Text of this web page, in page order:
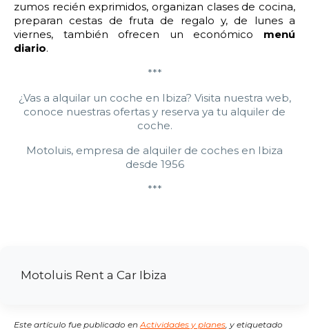
zumos recién exprimidos, organizan clases de cocina,
preparan cestas de fruta de regalo y, de lunes a
viernes, también ofrecen un económico menú
diario.
***
¿Vas a alquilar un coche en Ibiza? Visita nuestra web,
conoce nuestras ofertas y reserva ya tu alquiler de
coche.
Motoluis, empresa de alquiler de coches en Ibiza
desde 1956
***
Motoluis Rent a Car Ibiza
Este artículo fue publicado enActividades y planes, y etiquetado